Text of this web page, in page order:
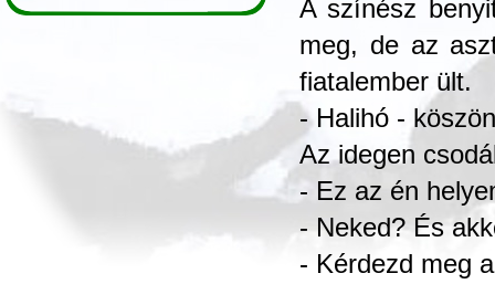
A színész
meg, de az
fiatalember ült.
- Halihó -
Az idegen
- Ez az én
- Neked? És
- Kérdezd meg